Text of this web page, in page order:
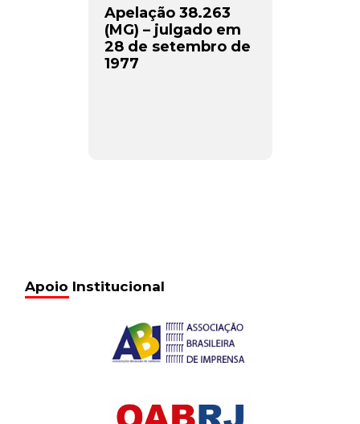
Apelação 38.263
(MG) – julgado em
28 de setembro de
1977
Apoio Institucional